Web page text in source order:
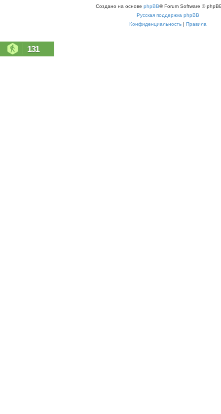
Создано на основе phpBB® Forum Software ©
Русская поддержка phpBB
Конфиденциальность | Правила
131